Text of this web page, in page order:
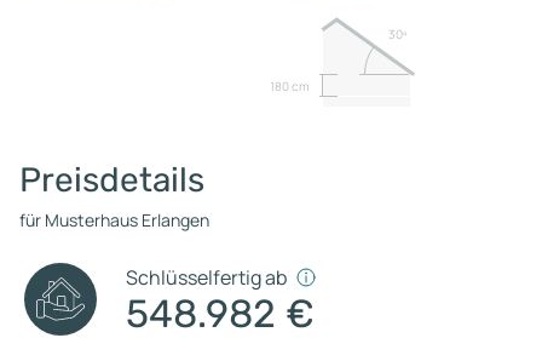
180 cm
30º
Preisdetails
für Musterhaus Erlangen
Schlüsselfertig ab
548.982 €